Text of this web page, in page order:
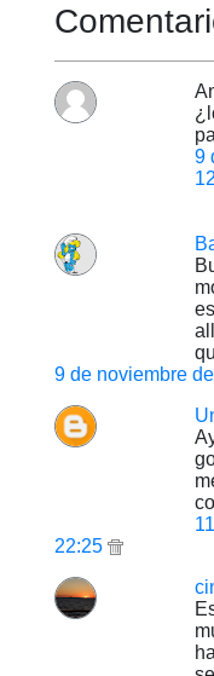
9
9 de noviembre
22:25